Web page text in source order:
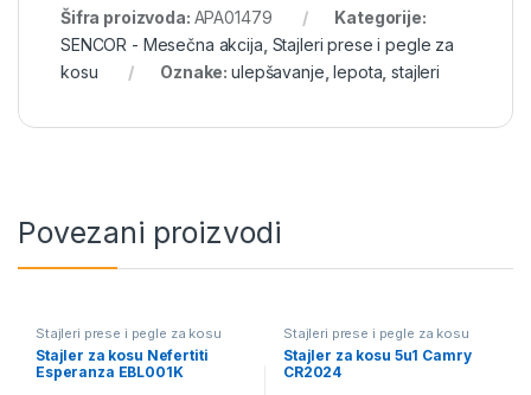
Šifra proizvoda: APA01479
Kategorije:
SENCOR - Mesečna akcija Stajleri prese i pegle za
kosu
Oznake:ulepšavanje ,lepota ,stajleri
Povezani proizvodi
Stajleri prese i pegle za kosu
Stajler za kosu Nefertiti
Esperanza EBL001K
Stajleri prese i pegle za kosu
Stajler za kosu 5u1 Camry
CR2024